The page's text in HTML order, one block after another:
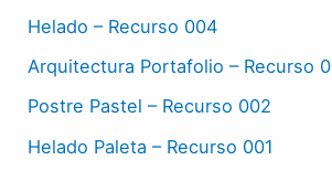
Helado – Recurso 004
Arquitectura Portafolio – Recurso
Postre Pastel – Recurso 002
Helado Paleta – Recurso 001